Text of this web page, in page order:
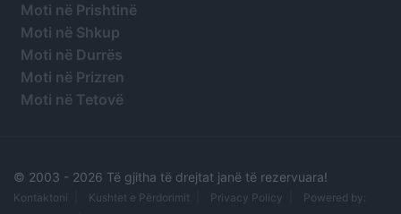
Moti në Prishtinë
Moti në Shkup
Moti në Durrës
Moti në Prizren
Moti në Tetovë
© 2003 - 2026 Të gjitha të drejtat janë të rezervuara!
Kontaktoni Kushtet e Përdorimit Privacy Policy
Powered by: